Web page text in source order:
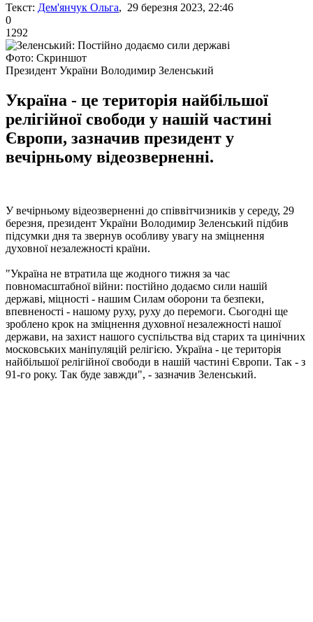
Текст: Дем'янчук Ольга, 29 березня 2023, 22:46
0
1292
Фото: Скриншот
Президент України Володимир Зеленський
Україна - це територія найбільшої
релігійної свободи у нашій частині
Європи, зазначив президент у
вечірньому відеозверненні.
У вечірньому відеозверненні до співвітчизників у середу, 29
березня, президент України Володимир Зеленський підбив
підсумки дня та звернув особливу увагу на зміцнення
духовної незалежності країни.
"Україна не втратила ще жодного тижня за час
повномасштабної війни: постійно додаємо сили нашій
державі, міцності - нашим Силам оборони та безпеки,
впевненості - нашому руху, руху до перемоги. Сьогодні ще
зроблено крок на зміцнення духовної незалежності нашої
держави, на захист нашого суспільства від старих та цинічних
московських маніпуляцій релігією. Україна - це територія
найбільшої релігійної свободи в нашій частині Європи. Так - з
91-го року. Так буде завжди", - зазначив Зеленський.